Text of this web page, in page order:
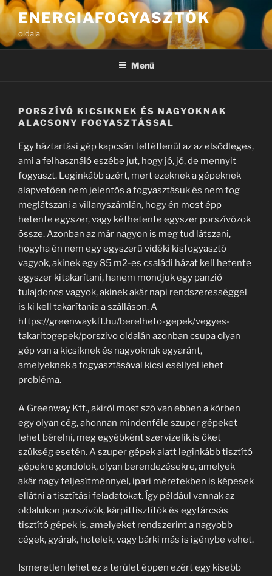
Tartalomhoz
ENERGIAFOGYASZTÓK
oldala
Menü
PORSZÍVÓ KICSIKNEK ÉS NAGYOKNAK
ALACSONY FOGYASZTÁSSAL
Egy háztartási gép kapcsán feltétlenül az az elsődleges,
ami a felhasználó eszébe jut, hogy jó, jó, de mennyit
fogyaszt. Leginkább azért, mert ezeknek a gépeknek
alapvetően nem jelentős a fogyasztásuk és nem fog
meglátszani a villanyszámlán, hogy én most épp
hetente egyszer, vagy kéthetente egyszer porszívózok
össze. Azonban az már nagyon is meg tud látszani,
hogyha én nem egy egyszerű vidéki kisfogyasztó
vagyok, akinek egy 85 m2-es családi házat kell hetente
egyszer kitakarítani, hanem mondjuk egy panzió
tulajdonos vagyok, akinek akár napi rendszerességgel
is ki kell takarítania a szálláson. A
https://greenwaykft.hu/berelheto-gepek/vegyes-
takaritogepek/porszivo oldalán azonban csupa olyan
gép van a kicsiknek és nagyoknak egyaránt,
amelyeknek a fogyasztásával kicsi eséllyel lehet
probléma.
A Greenway Kft., akiről most szó van ebben a körben
egy olyan cég, ahonnan mindenféle szuper gépeket
lehet bérelni, meg egyébként szervizelik is őket
szükség esetén. A szuper gépek alatt leginkább tisztító
gépekre gondolok, olyan berendezésekre, amelyek
akár nagy teljesítménnyel, ipari méretekben is képesek
ellátni a tisztítási feladatokat. Így például vannak az
oldalukon porszívók, kárpittisztítók és egytárcsás
tisztító gépek is, amelyeket rendszerint a nagyobb
cégek, gyárak, hotelek, vagy bárki más is igénybe vehet.
Ismeretlen lehet ez a terület éppen ezért egy kisebb